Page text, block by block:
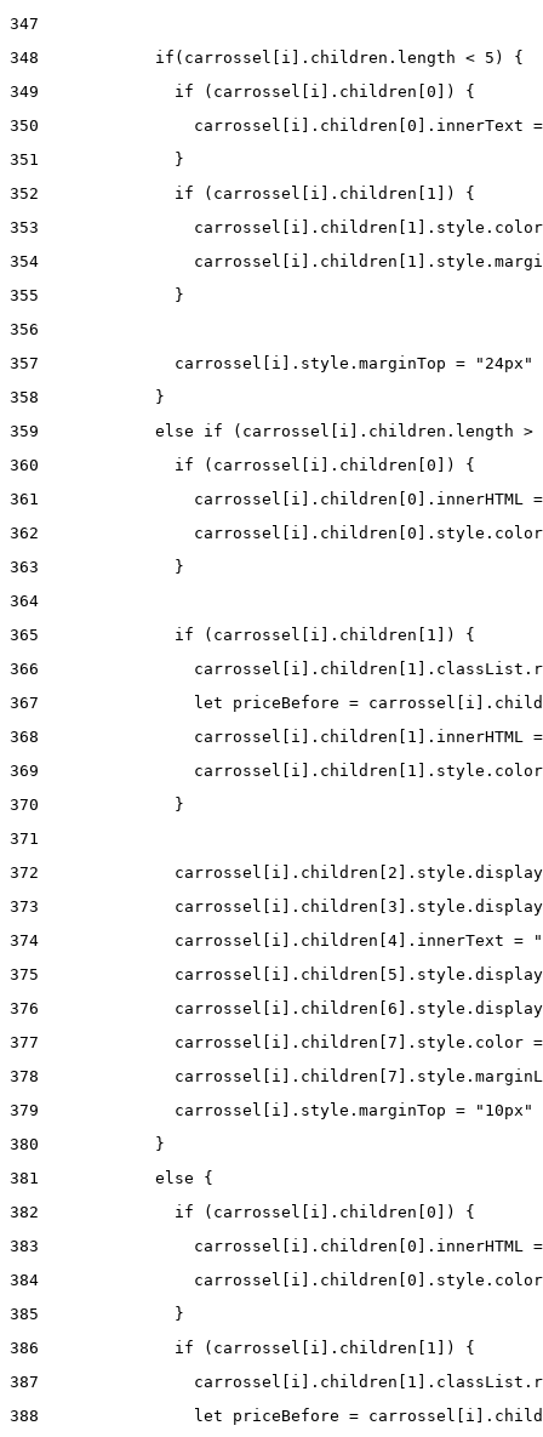
347
348
            if(carrossel[i].children.length < 5) {
349
              if (carrossel[i].children[0]) {
350
carrossel[i].children[0].innerText
351
              }
352
              if (carrossel[i].children[1]) {
353
354
355
              }
356
357
              carrossel[i].style.marginTop = "24px"
358
            }
359
else if (carrossel[i].children.length
360
              if (carrossel[i].children[0]) {
361
carrossel[i].children[0].innerHTML
362
363
              }
364
365
              if (carrossel[i].children[1]) {
366
367
let priceBefore =
368
carrossel[i].children[1].innerHTML
369
370
              }
371
372
373
374
carrossel[i].children[4].innerText =
375
376
377
carrossel[i].children[7].style.color
378
379
              carrossel[i].style.marginTop = "10px"
380
            }
381
            else {
382
              if (carrossel[i].children[0]) {
383
carrossel[i].children[0].innerHTML
384
385
              }
386
              if (carrossel[i].children[1]) {
387
388
let priceBefore =